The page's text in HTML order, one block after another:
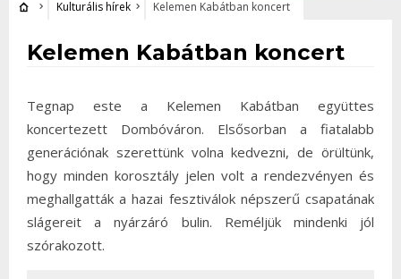
Kulturális hírek Kelemen Kabátban koncert
Kelemen Kabátban koncert
Tegnap este a Kelemen Kabátban együttes
koncertezett Dombóváron. Elsősorban a fiatalabb
generációnak szerettünk volna kedvezni, de örültünk,
hogy minden korosztály jelen volt a rendezvényen és
meghallgatták a hazai fesztiválok népszerű csapatának
slágereit a nyárzáró bulin. Reméljük mindenki jól
szórakozott.